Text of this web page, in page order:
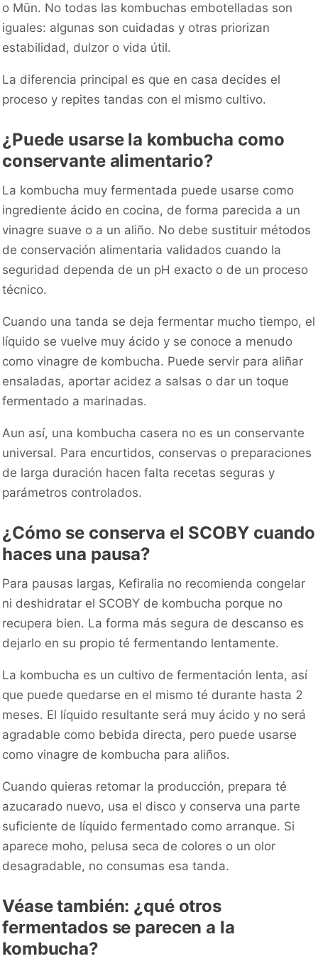
o Mūn. No todas las kombuchas embotelladas son
iguales: algunas son cuidadas y otras priorizan
estabilidad, dulzor o vida útil.
La diferencia principal es que en casa decides el
proceso y repites tandas con el mismo cultivo.
¿Puede usarse la kombucha como
conservante alimentario?
La kombucha muy fermentada puede usarse como
ingrediente ácido en cocina, de forma parecida a un
vinagre suave o a un aliño. No debe sustituir métodos
de conservación alimentaria validados cuando la
seguridad dependa de un pH exacto o de un proceso
técnico.
Cuando una tanda se deja fermentar mucho tiempo, el
líquido se vuelve muy ácido y se conoce a menudo
como vinagre de kombucha. Puede servir para aliñar
ensaladas, aportar acidez a salsas o dar un toque
fermentado a marinadas.
Aun así, una kombucha casera no es un conservante
universal. Para encurtidos, conservas o preparaciones
de larga duración hacen falta recetas seguras y
parámetros controlados.
¿Cómo se conserva el SCOBY cuando
haces una pausa?
Para pausas largas, Kefiralia no recomienda congelar
ni deshidratar el SCOBY de kombucha porque no
recupera bien. La forma más segura de descanso es
dejarlo en su propio té fermentando lentamente.
La kombucha es un cultivo de fermentación lenta, así
que puede quedarse en el mismo té durante hasta 2
meses. El líquido resultante será muy ácido y no será
agradable como bebida directa, pero puede usarse
como vinagre de kombucha para aliños.
Cuando quieras retomar la producción, prepara té
azucarado nuevo, usa el disco y conserva una parte
suficiente de líquido fermentado como arranque. Si
aparece moho, pelusa seca de colores o un olor
desagradable, no consumas esa tanda.
Véase también: ¿qué otros
fermentados se parecen a la
kombucha?